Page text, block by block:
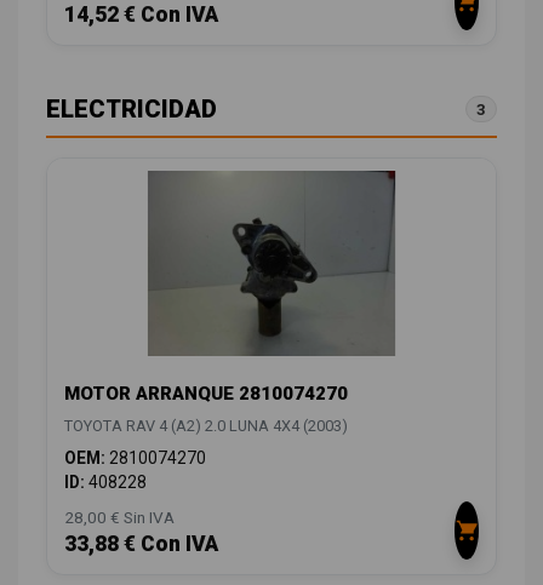
14,52 € Con IVA
ELECTRICIDAD 3
MOTOR ARRANQUE 2810074270
TOYOTA RAV 4 (A2) 2.0 LUNA 4X4 (2003)
OEM: 2810074270
ID: 408228
28,00 € Sin IVA
33,88 € Con IVA